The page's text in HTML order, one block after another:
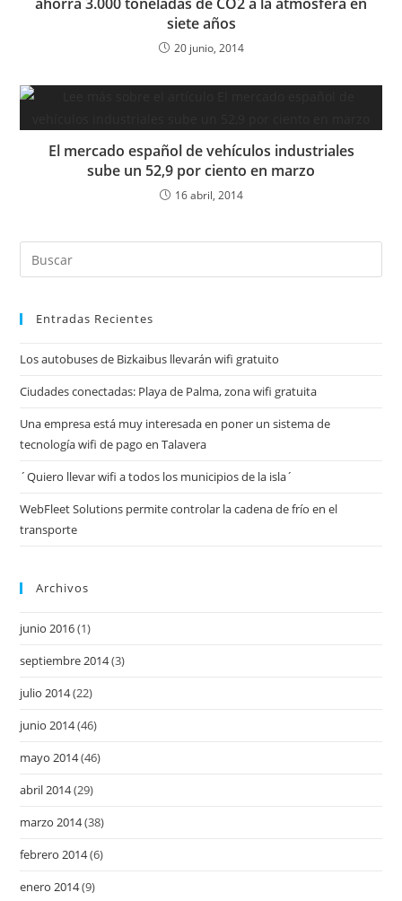
siete años
20 junio, 2014
El mercado español de vehículos industriales
sube un 52,9 por ciento en marzo
16 abril, 2014
Entradas Recientes
Los autobuses de Bizkaibus llevarán wifi gratuito
Ciudades conectadas: Playa de Palma, zona wifi gratuita
Una empresa está muy interesada en poner un sistema de
tecnología wifi de pago en Talavera
´Quiero llevar wifi a todos los municipios de la isla´
WebFleet Solutions permite controlar la cadena de frío en el
transporte
Archivos
junio 2016(1)
septiembre 2014(3)
julio 2014(22)
junio 2014(46)
mayo 2014(46)
abril 2014(29)
marzo 2014(38)
febrero 2014(6)
enero 2014(9)